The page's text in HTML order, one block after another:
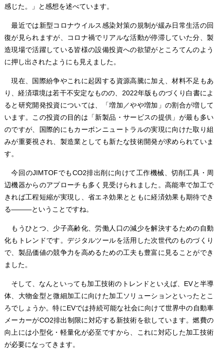
感じた。」と感想を述べています。
最近では新型コロナウイルス感染対策の規制が緩み日常生活の回
復が見られますが、コロナ禍でリアルな活動が停滞していた分、製
造現場で活躍している皆様の設備投資への欲望がところてんのよう
に押し出されたようにも見えました。
現在、国際紛争やこれに起因する資源高騰に加え、材料不足もあ
り、経済環境は若干不安定なものの、2022年版ものづくり白書によ
ると研究開発投資については、「増加／やや増加」の割合が増して
います。この投資の目的は「新製品・サービスの提供」が最も多い
のですが、国際的にもカーボンニュートラルの実現に向けた取り組
みが重要視され、製造業としても新たな技術開発が求められていま
す。
今回のJIMTOFでもCO2排出削に向けて工作機械、切削工具・周
辺機器からのアプローチも多く見受けられました。高能率で加工で
きれば工程短縮が実現し、省エネ効果とともに経済効果も期待でき
る―――ということですね。
もうひとつ、少子高齢化、労働人口の減少を解決するための自動
化もトレンドです。デジタルツールを活用した次世代のものづくり
で、製品価値の競争力を高めるための工夫も豊富に見ることができ
ました。
そして、なんといっても加工技術のトレンドといえば、EVと半導
体、大物金型と微細加工に向けた加工ソリューションといったとこ
ろでしょうか。特にEVでは持続可能な社会に向けて世界中の自動車
メーカーがCO2排出制限に対応する新技術を欲しています。燃費の
向上には小型化・軽量化が必至ですから、これに対応した加工技術
が必要になってきます。